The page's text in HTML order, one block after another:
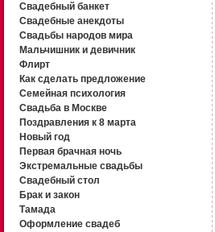
Свадебный банкет
Свадебные анекдоты
Свадьбы народов мира
Мальчишник и девичник
Флирт
Как сделать предложение
Семейная психология
Свадьба в Москве
Поздравления к 8 марта
Новый год
Первая брачная ночь
Экстремальные свадьбы
Свадебный стол
Брак и закон
Тамада
Оформление свадеб